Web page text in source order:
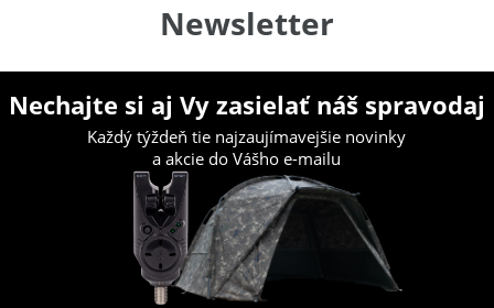
Newsletter
Nechajte si aj Vy zasielať náš spravodaj
Každý týždeň tie najzaujímavejšie novinky
a akcie do Vášho e-mailu